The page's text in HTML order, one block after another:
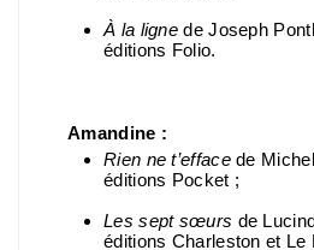
À la ligne de Joseph
éditions Folio.
Amandine :
Rien ne t’effacede
éditions Pocket ;
Les sept sœurs de
éditions Charleston et Le